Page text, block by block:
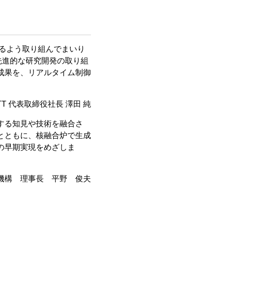
よう取り組んでまいり
的な研究開発の取り組
果を、リアルタイム制御
代表取締役社長 澤田 純
る知見や技術を融合さ
ともに、核融合炉で生成
期実現をめざしま
機構 理事長 平野 俊夫